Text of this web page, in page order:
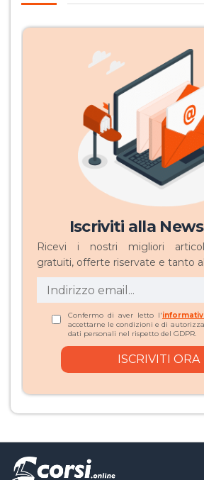
Iscriviti alla
Ricevi i nostri migliori
gratuiti, offerte riservate e tanto
Confermo di aver letto l'
accettarne le condizioni e di
dati personali nel rispetto del GDPR.